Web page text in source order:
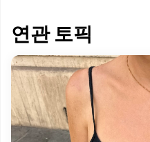
연관 토픽